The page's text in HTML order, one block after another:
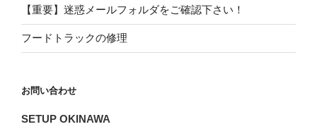
【重要】迷惑メールフォルダをご確認下さい！
フードトラックの修理
お問い合わせ
SETUP OKINAWA